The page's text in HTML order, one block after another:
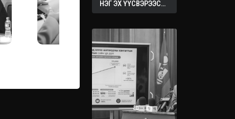
НЭГ ЭХ ҮҮСВЭРЭЭС
ХУДАЛДАН АВАХ